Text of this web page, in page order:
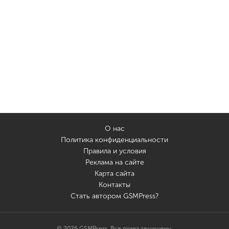
О нас
Политика конфиденциальности
Правила и условия
Реклама на сайте
Карта сайта
Контакты
Стать автором GSMPress?